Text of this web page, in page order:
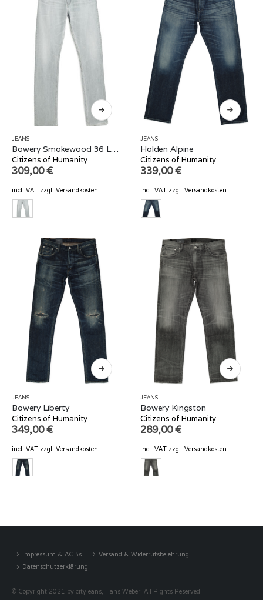
JEANS
Bowery Smokewood 36 Länge
Citizens of Humanity
309,00€
incl. VAT zzgl. Versandkosten
JEANS
Holden Alpine
Citizens of Humanity
339,00€
incl. VAT zzgl. Versandkosten
JEANS
Bowery Liberty
Citizens of Humanity
349,00€
incl. VAT zzgl. Versandkosten
JEANS
Bowery Kingston
Citizens of Humanity
289,00€
incl. VAT zzgl. Versandkosten
Impressum & AGBs
Versand & Widerrufsbelehrung
Datenschutzerklärung
© Copyright 2021 by cityjeans, Hans Weber. All Rights Reserved.